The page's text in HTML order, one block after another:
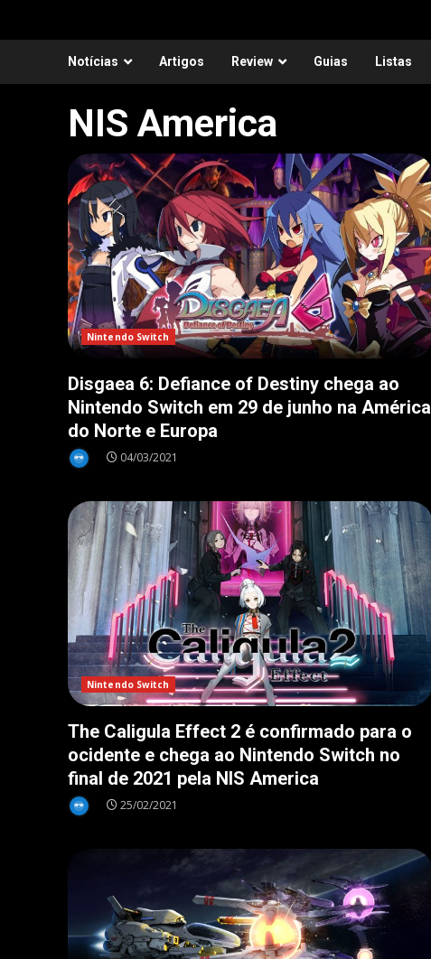
Notícias Artigos Review Guias Listas
NIS America
Nintendo Switch
Disgaea 6: Defiance of Destiny chega ao
Nintendo Switch em 29 de junho na América
do Norte e Europa
04/03/2021
Nintendo Switch
The Caligula Effect 2 é confirmado para o
ocidente e chega ao Nintendo Switch no
final de 2021 pela NIS America
25/02/2021